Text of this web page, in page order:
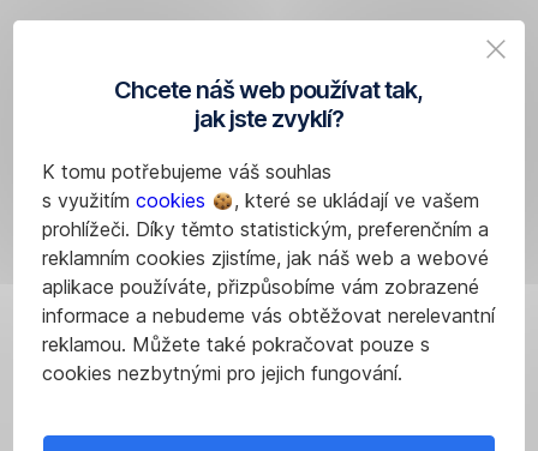
Chcete náš web používat tak,
jak jste zvyklí?
K tomu potřebujeme váš souhlas
s využitím cookies
, které se ukládají ve vašem
prohlížeči. Díky těmto statistickým, preferenčním a
reklamním cookies zjistíme, jak náš web a webové
aplikace používáte, přizpůsobíme vám zobrazené
informace a nebudeme vás obtěžovat nerelevantní
reklamou. Můžete také pokračovat pouze s
cookies nezbytnými pro jejich fungování.